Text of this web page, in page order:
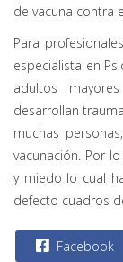
de vacuna contra
Para
especialista en
adultos
desarrollan
muchas
vacunación. Por
y miedo lo cual
defecto cuadros
Facebook